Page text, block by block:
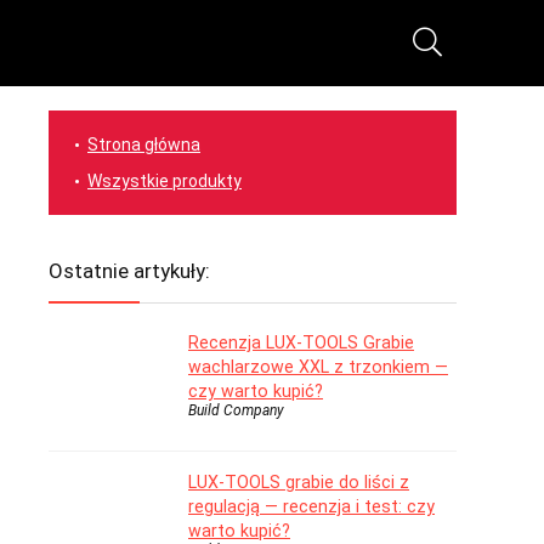
Strona główna
Wszystkie produkty
Ostatnie artykuły:
Recenzja LUX-TOOLS Grabie
wachlarzowe XXL z trzonkiem —
czy warto kupić?
Build Company
LUX-TOOLS grabie do liści z
regulacją — recenzja i test: czy
warto kupić?